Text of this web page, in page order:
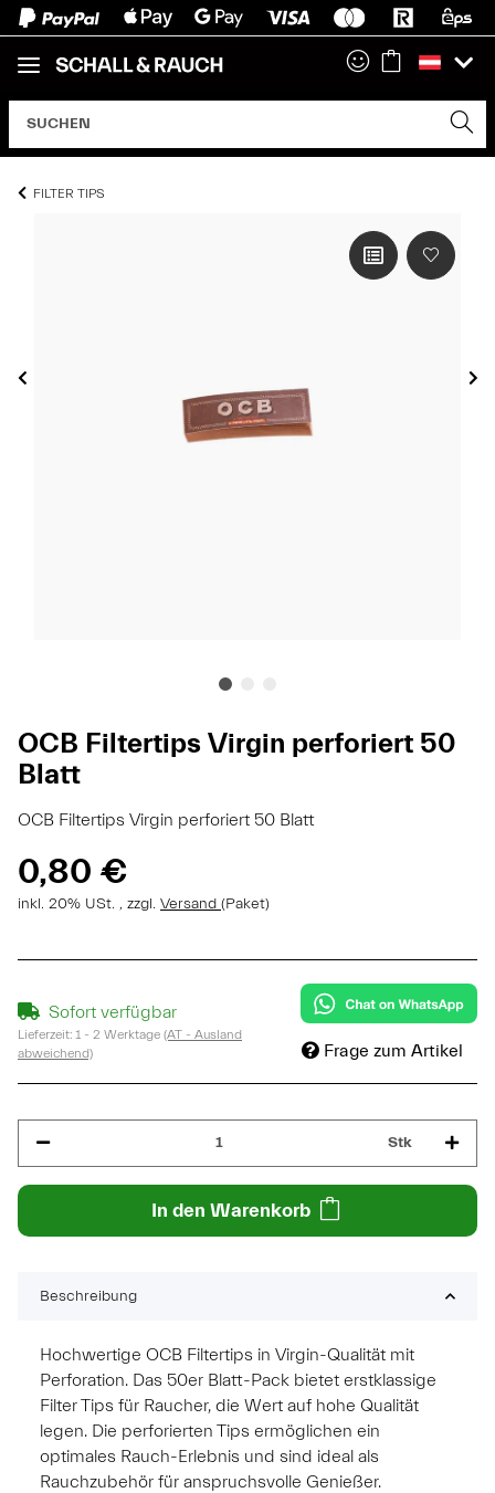
FILTER TIPS
OCB Filtertips Virgin perforiert 50
Blatt
OCB Filtertips Virgin perforiert 50 Blatt
0,80 €
inkl. 20% USt. , zzgl. Versand (Paket)
Sofort verfügbar
Lieferzeit: 1 - 2 Werktage (AT - Ausland
abweichend)
Frage zum Artikel
Stk
In den Warenkorb
Beschreibung
Hochwertige OCB Filtertips in Virgin-Qualität mit
Perforation. Das 50er Blatt-Pack bietet erstklassige
Filter Tips für Raucher, die Wert auf hohe Qualität
legen. Die perforierten Tips ermöglichen ein
optimales Rauch-Erlebnis und sind ideal als
Rauchzubehör für anspruchsvolle Genießer.